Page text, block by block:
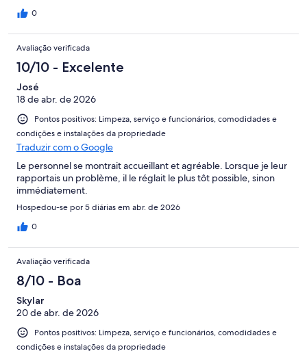
0
Avaliação verificada
10/10 - Excelente
José
18 de abr. de 2026
Pontos positivos: Limpeza, serviço e funcionários, comodidades e
condições e instalações da propriedade
Traduzir com o Google
Le personnel se montrait accueillant et agréable. Lorsque je leur
rapportais un problème, il le réglait le plus tôt possible, sinon
immédiatement.
Hospedou-se por 5 diárias em abr. de 2026
0
Avaliação verificada
8/10 - Boa
Skylar
20 de abr. de 2026
Pontos positivos: Limpeza, serviço e funcionários, comodidades e
condições e instalações da propriedade